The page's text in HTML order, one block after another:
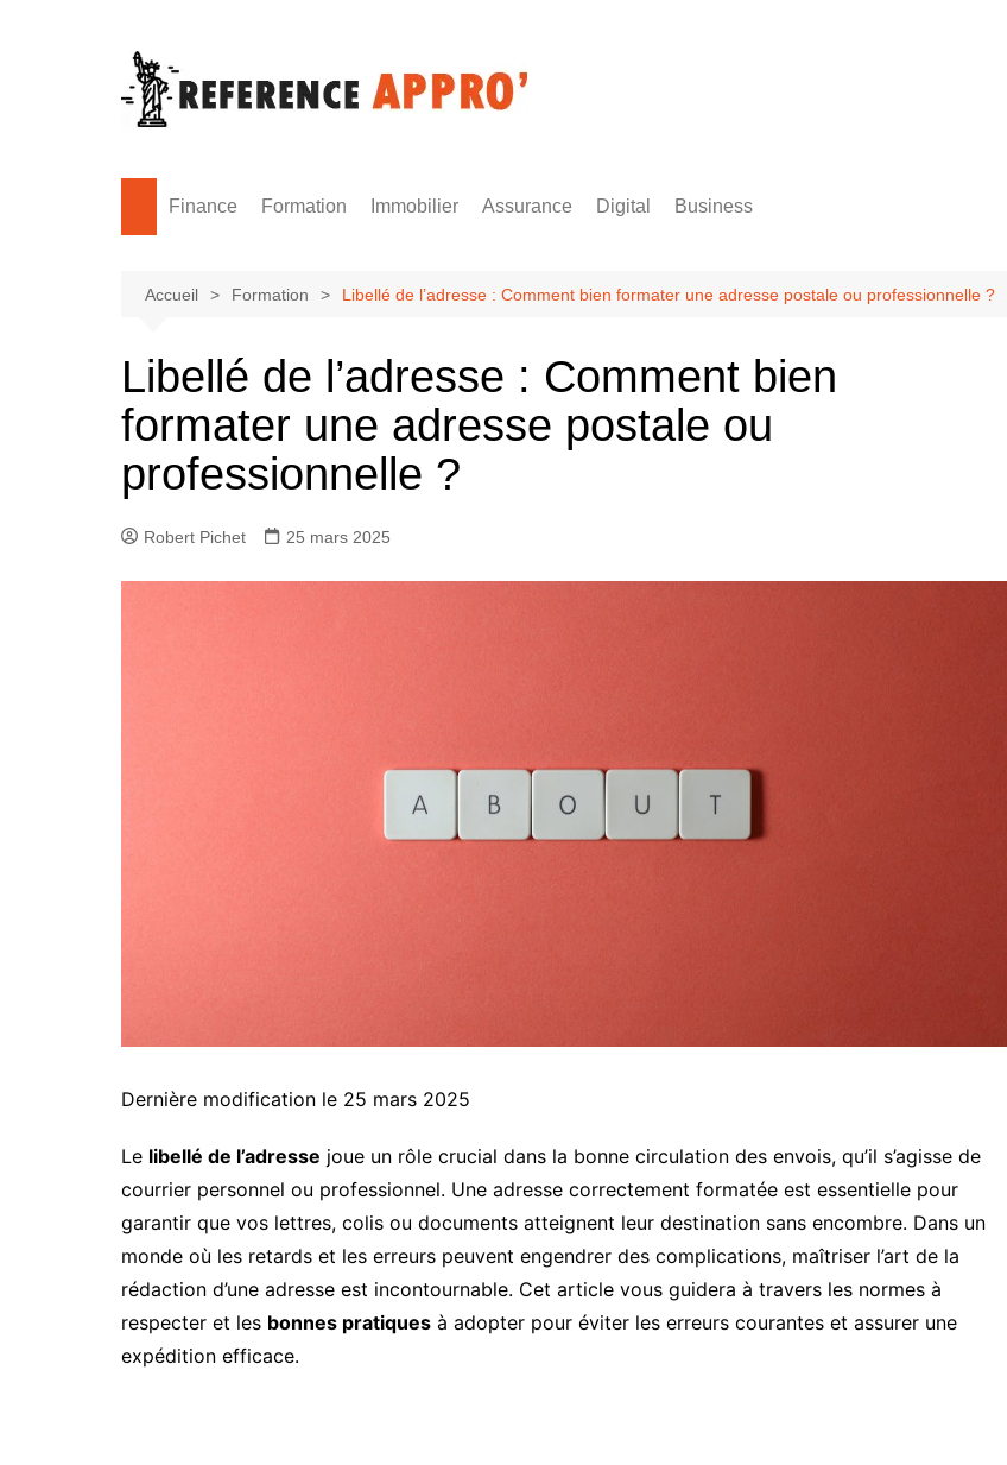
Finance Formation Immobilier Assurance Digital Business
Accueil Formation Libellé de l’adresse : Comment bien formater une adresse postale ou professionnelle ?
Libellé de l’adresse : Comment bien
formater une adresse postale ou
professionnelle ?
Robert Pichet 25 mars 2025
Dernière modification le 25 mars 2025
Le libellé de l’adresse joue un rôle crucial dans la bonne circulation des envois, qu’il s’agisse de
courrier personnel ou professionnel. Une adresse correctement formatée est essentielle pour
garantir que vos lettres, colis ou documents atteignent leur destination sans encombre. Dans un
monde où les retards et les erreurs peuvent engendrer des complications, maîtriser l’art de la
rédaction d’une adresse est incontournable. Cet article vous guidera à travers les normes à
respecter et les bonnes pratiques à adopter pour éviter les erreurs courantes et assurer une
expédition efficace.